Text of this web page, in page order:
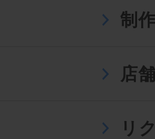
制
店
リ